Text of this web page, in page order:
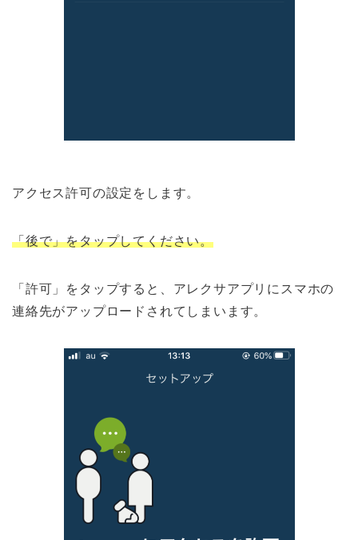
アクセス許可の設定をします。
「後で」をタップしてください。
「許可」をタップすると、アレクサアプリにスマホの
連絡先がアップロードされてしまいます。